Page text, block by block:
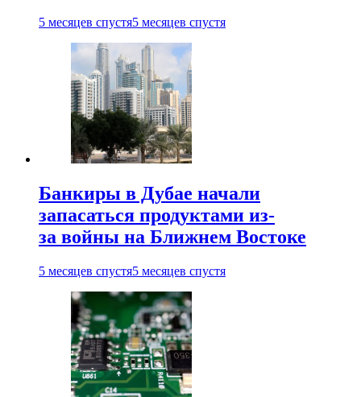
5 месяцев спустя5 месяцев спустя
Банкиры в Дубае начали
запасаться продуктами из-
за войны на Ближнем Востоке
5 месяцев спустя5 месяцев спустя